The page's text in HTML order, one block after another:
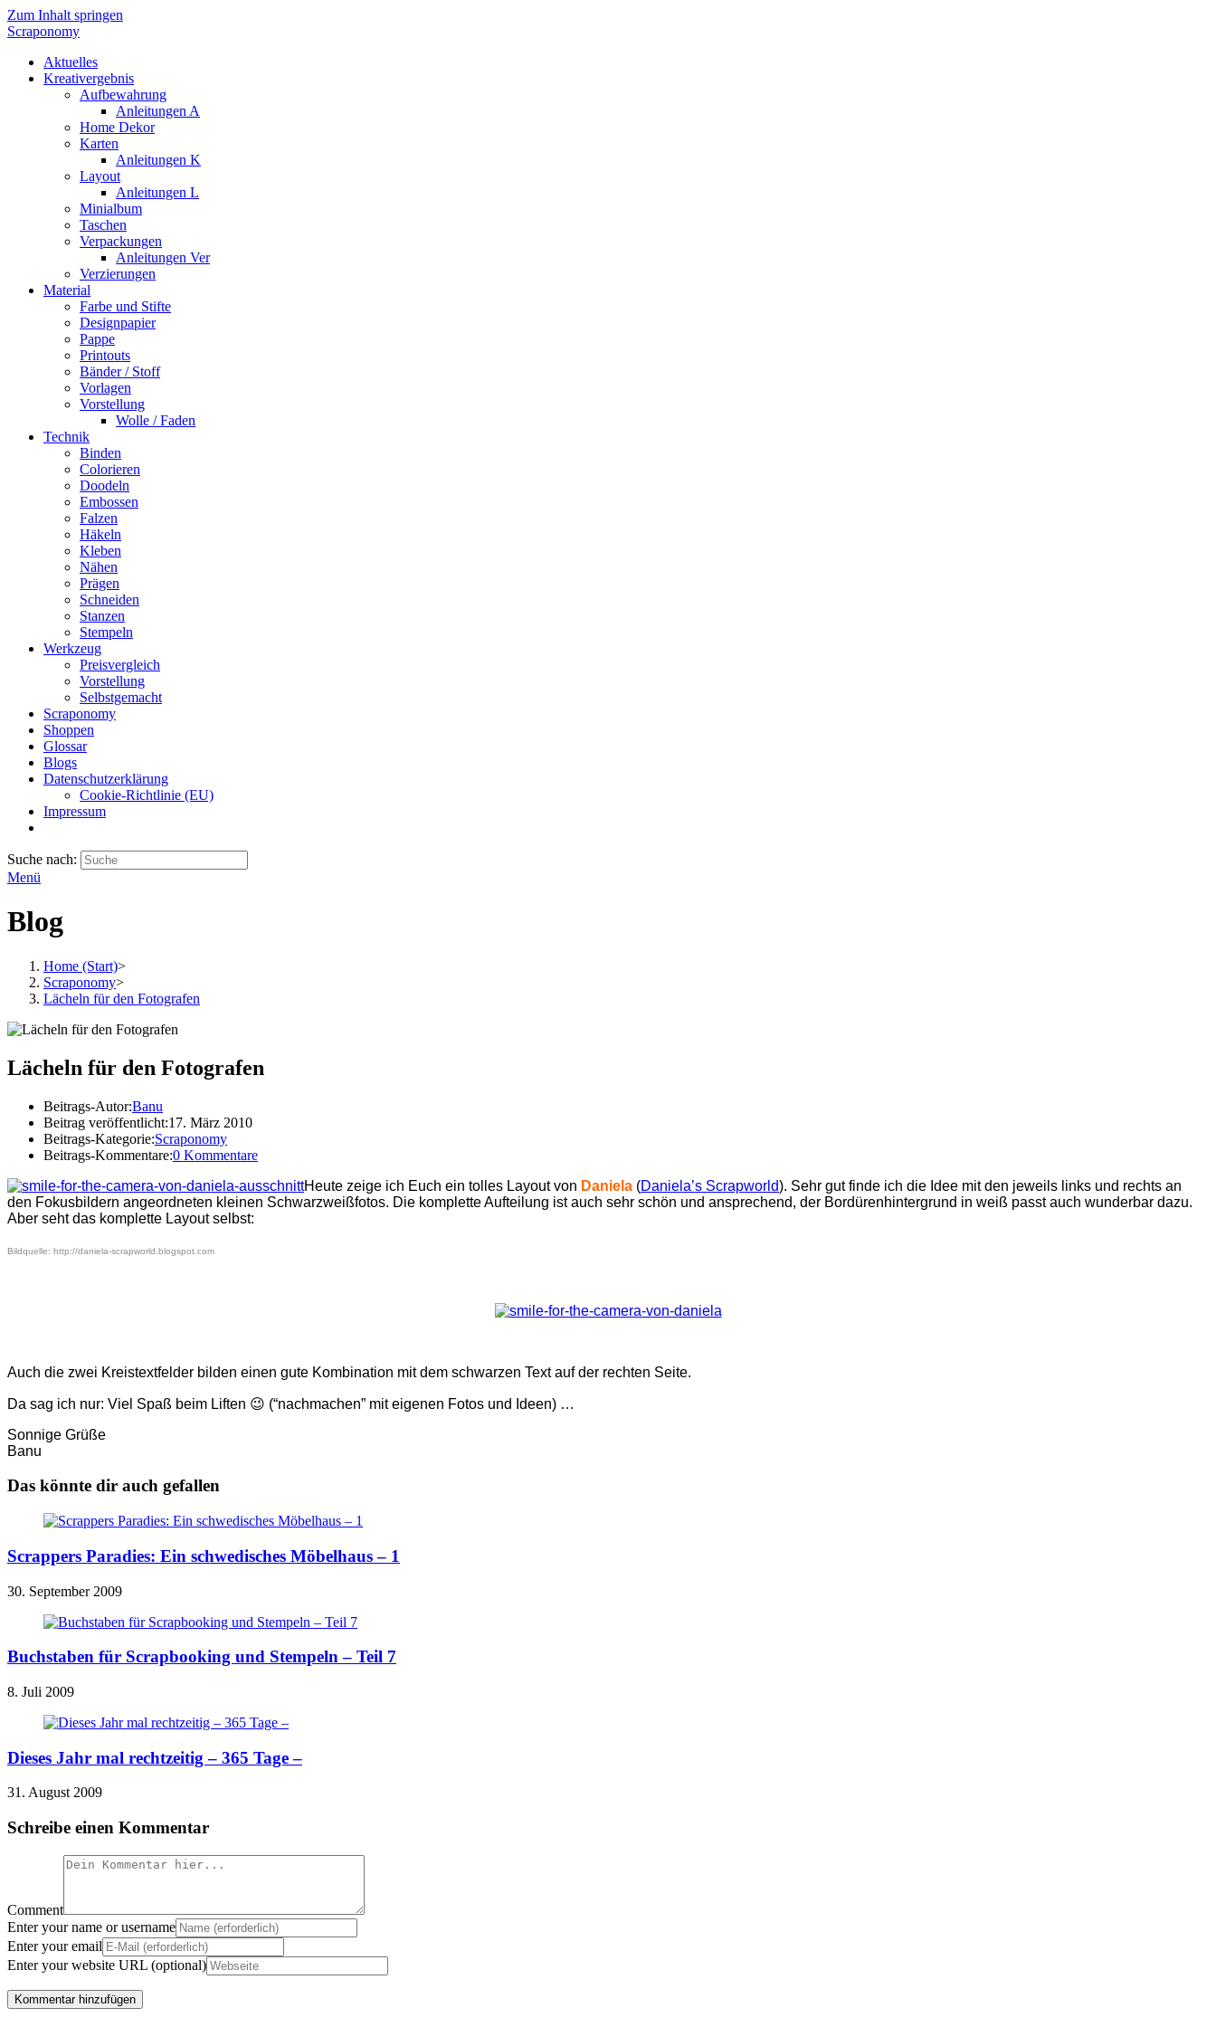
Zum Inhalt springen
Scraponomy
Aktuelles
Kreativergebnis
Aufbewahrung
Anleitungen A
Home Dekor
Karten
Anleitungen K
Layout
Anleitungen L
Minialbum
Taschen
Verpackungen
Anleitungen Ver
Verzierungen
Material
Farbe und Stifte
Designpapier
Pappe
Printouts
Bänder / Stoff
Vorlagen
Vorstellung
Wolle / Faden
Technik
Binden
Colorieren
Doodeln
Embossen
Falzen
Häkeln
Kleben
Nähen
Prägen
Schneiden
Stanzen
Stempeln
Werkzeug
Preisvergleich
Vorstellung
Selbstgemacht
Scraponomy
Shoppen
Glossar
Blogs
Datenschutzerklärung
Cookie-Richtlinie (EU)
Impressum
Suche nach:
Menü
Blog
Home (Start)>
Scraponomy>
Lächeln für den Fotografen
Lächeln für den Fotografen
Beitrags-Autor:Banu
Beitrag veröffentlicht:17. März 2010
Beitrags-Kategorie:Scraponomy
Beitrags-Kommentare:0 Kommentare
Heute zeige ich Euch ein tolles Layout von Daniela (Daniela’s Scrapworld). Sehr gut finde ich die Idee mit den jeweils links und rechts an
den Fokusbildern angeordneten kleinen Schwarzweißfotos. Die komplette Aufteilung ist auch sehr schön und ansprechend, der Bordürenhintergrund in weiß passt auch wunderbar dazu.
Aber seht das komplette Layout selbst:
Bildquelle: http://daniela-scrapworld.blogspot.com
Auch die zwei Kreistextfelder bilden einen gute Kombination mit dem schwarzen Text auf der rechten Seite.
Da sag ich nur: Viel Spaß beim Liften 😉 (“nachmachen” mit eigenen Fotos und Ideen) …
Sonnige Grüße
Banu
Das könnte dir auch gefallen
Scrappers Paradies: Ein schwedisches Möbelhaus – 1
30. September 2009
Buchstaben für Scrapbooking und Stempeln – Teil 7
8. Juli 2009
Dieses Jahr mal rechtzeitig – 365 Tage –
31. August 2009
Schreibe einen Kommentar
Comment
Enter your name or username
Enter your email
Enter your website URL (optional)